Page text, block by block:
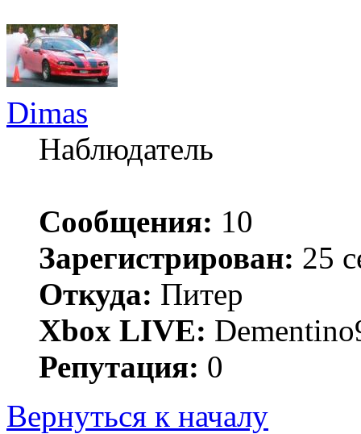
Dimas
Наблюдатель
Сообщения: 10
Зарегистрирован: 25
Откуда: Питер
Xbox LIVE:
Репутация: 0
Вернуться к началу